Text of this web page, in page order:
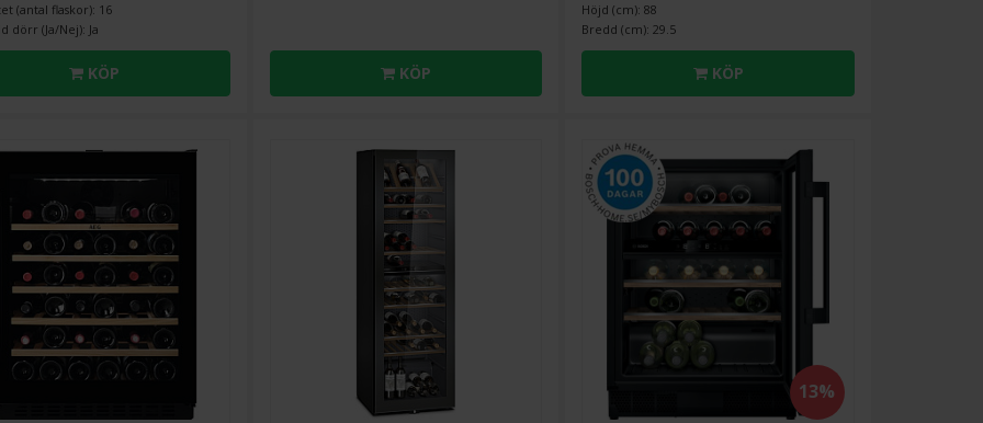
(antal flaskor): 16
dörr (Ja/Nej): Ja
KÖP KÖP
Höjd (cm): 88
Bredd (cm): 29.5
KÖP
13%